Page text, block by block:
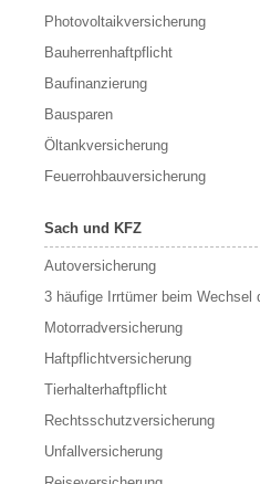
Photovoltaikversicherung
Bauherrenhaftpflicht
Baufinanzierung
Bausparen
Öltankversicherung
Feuerrohbauversicherung
Sach und KFZ
Autoversicherung
3 häufige Irrtümer beim Wechsel
Motorradversicherung
Haftpflichtversicherung
Tierhalterhaftpflicht
Rechtsschutzversicherung
Unfallversicherung